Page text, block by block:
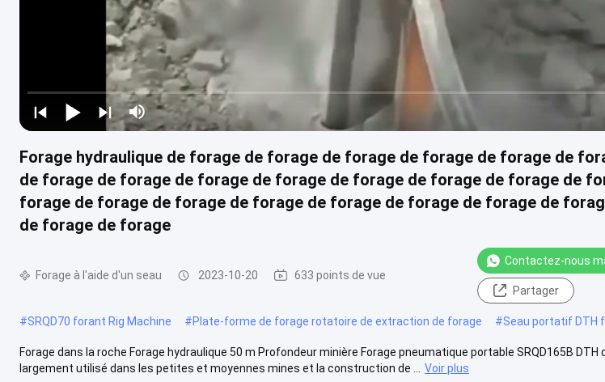
Forage hydraulique de forage de forage de forage de forage de forage de
de forage de forage de forage de forage de forage de forage de forage de
forage de forage de forage de forage de forage de forage de forage de
de forage de forage
Forage à l'aide d'un seau 2023-10-20 633 points de vue
Contactez-nous
Partager
#SRQD70 forant Rig Machine #Plate-forme de forage rotatoire de extraction de forage #Seau portatif DTH
Forage dans la roche Forage hydraulique 50 m Profondeur minière Forage pneumatique portable SRQD165B DTH
largement utilisé dans les petites et moyennes mines et la construction de ...
Voir plus